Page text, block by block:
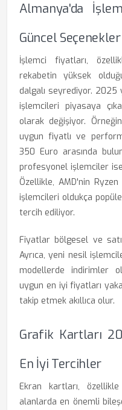
Almanya'da
Güncel
İşlemci fiyatları,
rekabetin yüksek
dalgalı seyrediyor. 2025
işlemcileri piyasaya
olarak değişiyor.
uygun fiyatlı ve
350 Euro arasında
profesyonel işlemciler
Özellikle, AMD'nin
işlemcileri oldukça
tercih ediliyor.
Fiyatlar bölgesel ve
Ayrıca, yeni nesil
modellerde indirimler
uygun en iyi fiyatları
takip etmek akıllıca olur.
Grafik Kartları
En İyi Tercihler
Ekran kartları,
alanlarda en önemli